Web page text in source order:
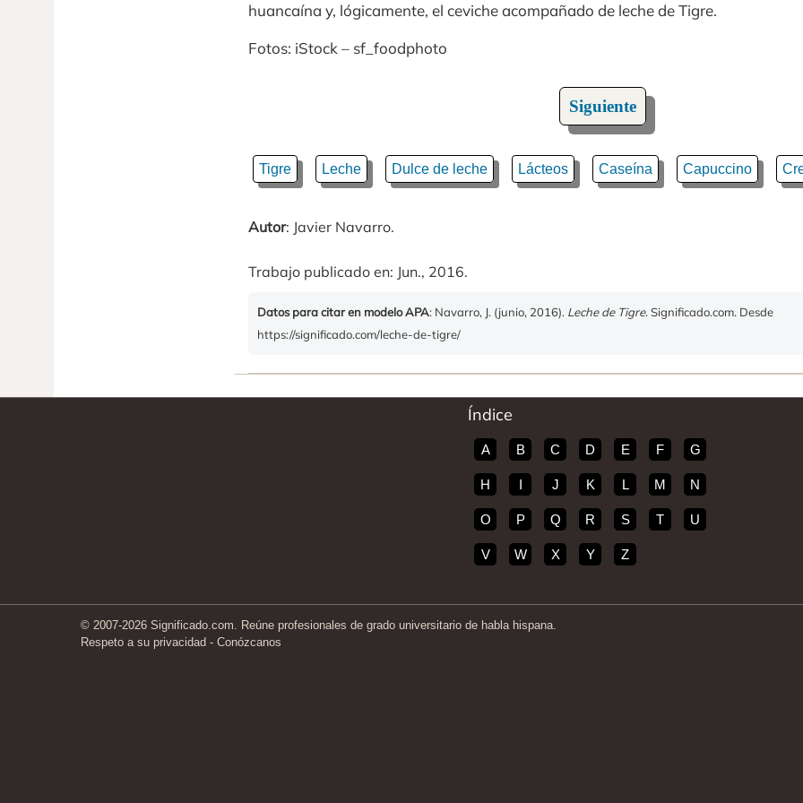
huancaína y, lógicamente, el ceviche acompañado de leche de Tigre.
Fotos: iStock – sf_foodphoto
Siguiente
Tigre Leche Dulce de leche Lácteos Caseína Capuccino
Autor: Javier Navarro.
Trabajo publicado en: Jun., 2016.
Datos para citar en modelo APA: Navarro, J. (junio, 2016). Leche de Tigre. Significado.com. Desde
https://significado.com/leche-de-tigre/
Índice
A B C D E F G
H J K L M N
O P Q R S T U
V W X Y Z
© 2007-2026 Significado.com. Reúne profesionales de grado universitario de habla hispana.
Respeto a su privacidad - Conózcanos